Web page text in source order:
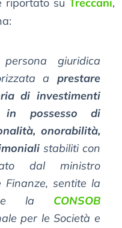
riportato su Treccani,
giuridica
a prestare
di investimenti
in possesso di
onorabilità,
stabiliti con
dal ministro
Finanze, sentite la
la CONSOB
per le Società e